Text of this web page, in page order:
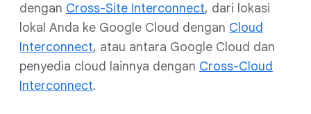
dengan Cross-Site Interconnect, dari lokasi
lokal Anda ke Google Cloud dengan Cloud
Interconnect, atau antara Google Cloud dan
penyedia cloud lainnya dengan Cross-Cloud
Interconnect.